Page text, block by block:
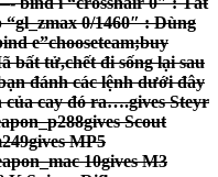
0/1460″ : Dùng
e”chooseteam;buy
bất tử,chết đi sống lại sau
đánh các lệnh dưới đây
của cay đó ra….gives Steyr
Scout
MP5
10gives M3